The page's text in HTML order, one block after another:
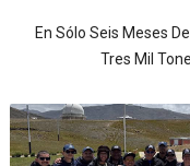
En Sólo Seis Meses
Tres Mil